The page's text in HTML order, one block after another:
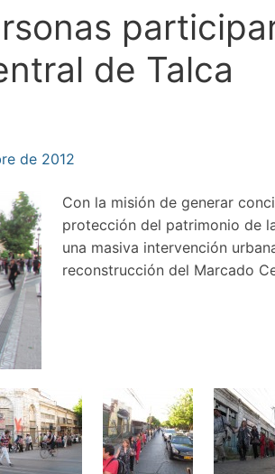
de Talca
de 2012
Con la misión de generar
protección del patrimonio de
una masiva intervención
reconstrucción del Marcado